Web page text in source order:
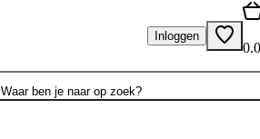
Inloggen
Waar ben je naar op zoek?